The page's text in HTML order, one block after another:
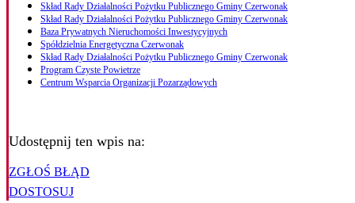
Skład Rady Działalności Pożytku Publicznego Gminy Czerwonak
Skład Rady Działalności Pożytku Publicznego Gminy Czerwonak
Baza Prywatnych Nieruchomości Inwestycyjnych
Spółdzielnia Energetyczna Czerwonak
Skład Rady Działalności Pożytku Publicznego Gminy Czerwonak
Program Czyste Powietrze
Centrum Wsparcia Organizacji Pozarządowych
Udostępnij ten wpis na:
ZGŁOŚ BŁĄD
DOSTOSUJ